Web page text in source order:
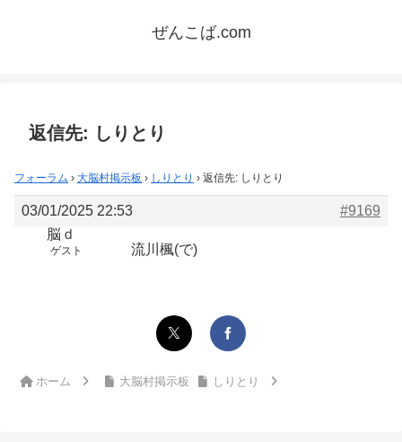
ぜんこば.com
返信先: しりとり
フォーラム › 大脳村掲示板 › しりとり › 返信先: しりとり
03/01/2025 22:53
#9169
脳ｄ
ゲスト 流川楓(で)
ホーム 大脳村掲示板 しりとり